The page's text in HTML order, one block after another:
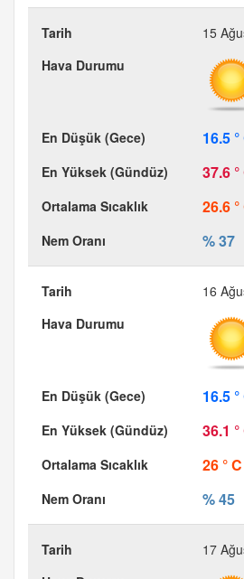
15
16.5 °
37.6 °
26.6 °
% 37
16
16.5 °
36.1 °
26 ° C
% 45
17